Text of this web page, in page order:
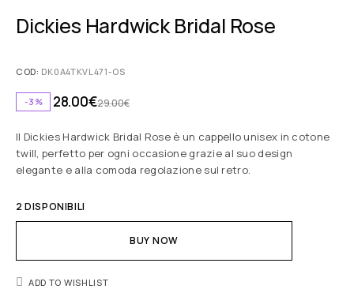
Dickies Hardwick Bridal Rose
COD: DK0A4TKVL471-OS
-3% 29.00€
28.00€
Il Dickies Hardwick Bridal Rose è un cappello unisex in cotone
twill, perfetto per ogni occasione grazie al suo design
elegante e alla comoda regolazione sul retro.
2 DISPONIBILI
BUY NOW
ADD TO WISHLIST